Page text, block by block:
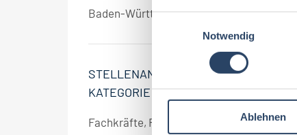
E
l
Notwendig
Ablehnen
Baden-Württemberg
2
STELLENANGEBOT
KATEGORIE
Fachkräfte, Führungskräfte
5